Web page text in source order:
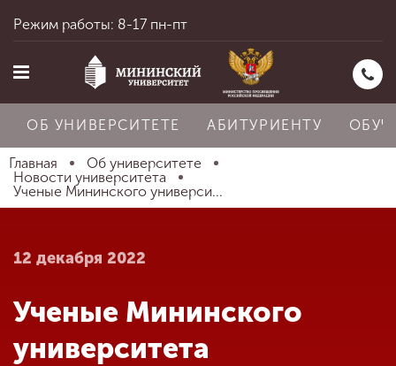
Главная
Абитуриенту
Режим работы: 8-17 пн-пт
ОБ УНИВЕРСИТЕТЕ АБИТУРИЕНТУ
Главная
Об университете
Новости университета
Ученые Мининского универси...
12 декабря 2022
Ученые Мининского
университета